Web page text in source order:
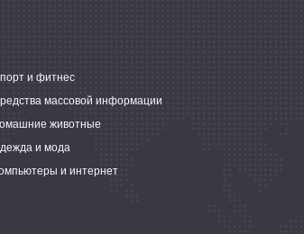
и фитнес
массовой информации
животные
и мода
и интернет